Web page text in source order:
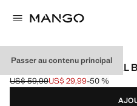
Passer au contenu principal
NUISETTE MICROMODAL
Prix initial barré [US$ 59,99 ]
US$ 59,99
Prix actuel [US$ 29,99 ]
US$ 29,99-50 %
Choisissez une couleur